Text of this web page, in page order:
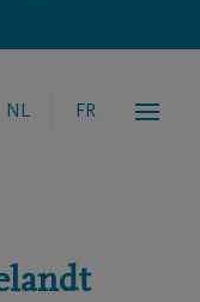
NL FR